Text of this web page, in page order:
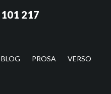
217
BLOG PROSA VERSO